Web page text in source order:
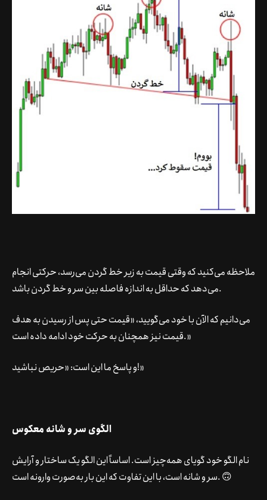
ملاحظه می‌کنید که وقتی قیمت به زیر خط گردن می‌رسد، حرکتی انجام
می‌دهد که حداقل به اندازه فاصله بین سر و خط گردن باشد.
می‌دانیم که الآن با خود می‌گویید، «قیمت حتی پس از رسیدن به هدف
قیمت نیز همچنان به حرکت خود ادامه داده است.»
و پاسخ ما این است: «حریص نباشید!»
نام الگو خود گویای همه‌چیز است. اساساً این الگو یک ساختار و آرایش
سر و شانه است، با این تفاوت که این بار به‌صورت وارونه است. 🙃